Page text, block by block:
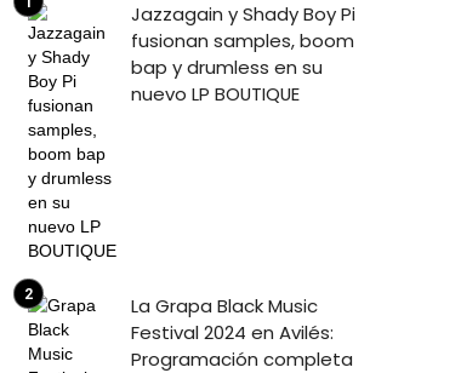
Jazzagain y Shady Boy Pi
fusionan samples, boom
bap y drumless en su
nuevo LP BOUTIQUE
La Grapa Black Music
Festival 2024 en Avilés:
Programación completa